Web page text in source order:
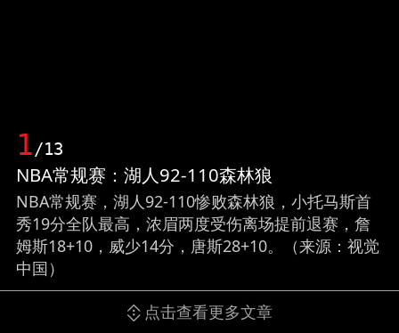
1/13
NBA常规赛：湖人92-110森林狼
NBA常规赛，湖人92-110惨败森林狼，小托马斯首
秀19分全队最高，浓眉两度受伤离场提前退赛，詹
姆斯18+10，威少14分，唐斯28+10。（来源：视觉
中国）
点击查看更多文章